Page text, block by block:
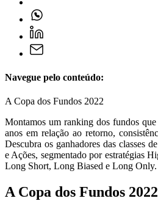
Navegue pelo conteúdo:
A Copa dos Fundos 2022
Montamos um ranking dos fundos
anos em relação ao retorno,
Descubra os ganhadores das classes
e Ações, segmentado por estratégias
Long Short, Long Biased e Long Only.
A Copa dos Fundos 2022